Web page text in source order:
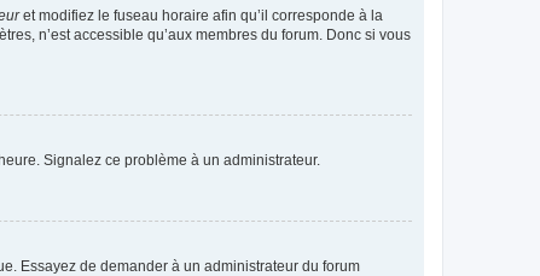
et modifiez le fuseau horaire afin qu’il corresponde à la
n’est accessible qu’aux membres du forum. Donc si vous
Signalez ce problème à un administrateur.
Essayez de demander à un administrateur du forum